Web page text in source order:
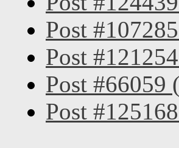
Post
Post
Post #66059 (
Post